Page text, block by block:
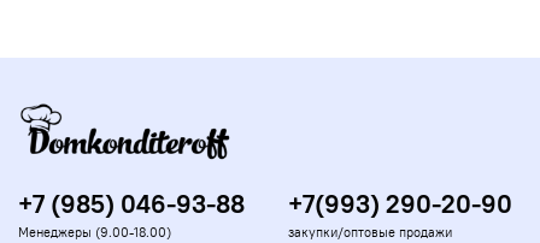
+7 (985) 046-93-88
Менеджеры (9.00-18.00)
+7(993) 290-20-90
закупки/оптовые продажи